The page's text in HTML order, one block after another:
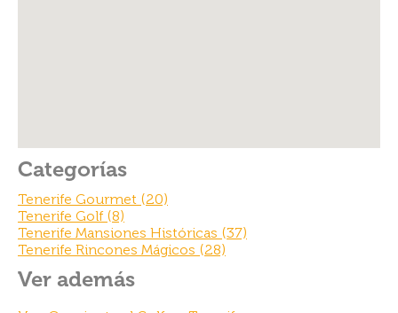
Categorías
Tenerife Gourmet (20)
Tenerife Golf (8)
Tenerife Mansiones Históricas (37)
Tenerife Rincones Mágicos (28)
Ver además